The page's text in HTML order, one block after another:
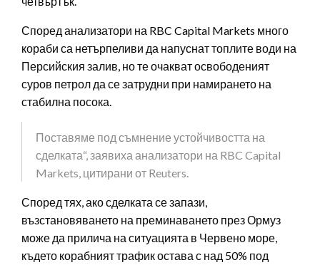
Според анализатори на RBC Capital Markets много
кораби са нетърпеливи да напуснат топлите води на
Персийския залив, но те очакват освободеният
суров петрол да се затрудни при намирането на
стабилна посока.
Поставяме под съмнение устойчивостта на
сделката“, заявиха анализатори на RBC Capital
Markets, цитирани от Reuters.
Според тях, ако сделката се запази,
възстановяването на преминаването през Ормуз
може да прилича на ситуацията в Червено море,
където корабният трафик остава с над 50% под